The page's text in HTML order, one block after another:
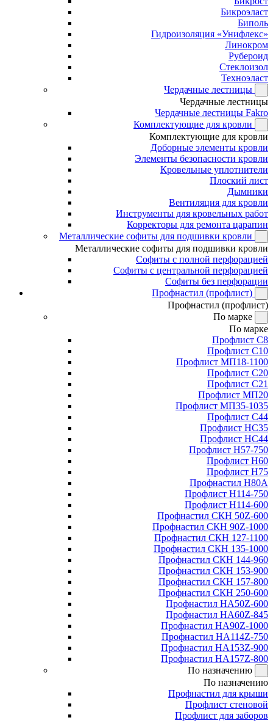
Бикроэласт
Биполь
Гидроизоляция «Унифлекс»
Линокром
Рубероид
Стеклоизол
Техноэласт
Чердачные лестницы
Чердачные лестницы
Чердачные лестницы Fakro
Комплектующие для кровли
Комплектующие для кровли
Доборные элементы кровли
Элементы безопасности кровли
Кровельные уплотнители
Плоский лист
Дымники
Вентиляция для кровли
Инструменты для кровельных работ
Корректоры для ремонта царапин
Металлические софиты для подшивки кровли
Металлические софиты для подшивки кровли
Софиты с полной перфорацией
Софиты с центральной перфорацией
Софиты без перфорации
Профнастил (профлист)
Профнастил (профлист)
По марке
По марке
Профлист С8
Профлист С10
Профлист МП18-1100
Профлист С20
Профлист С21
Профлист МП20
Профлист МП35-1035
Профлист С44
Профлист НС35
Профлист НС44
Профлист Н57-750
Профлист Н60
Профлист Н75
Профнастил Н80А
Профлист Н114-750
Профлист Н114-600
Профнастил СКН 50Z-600
Профнастил СКН 90Z-1000
Профнастил СКН 127-1100
Профнастил СКН 135-1000
Профнастил СКН 144-960
Профнастил СКН 153-900
Профнастил СКН 157-800
Профнастил СКН 250-600
Профнастил НА50Z-600
Профнастил НА60Z-845
Профнастил НА90Z-1000
Профнастил НА114Z-750
Профнастил НА153Z-900
Профнастил НА157Z-800
По назначению
По назначению
Профнастил для крыши
Профлист стеновой
Профлист для заборов